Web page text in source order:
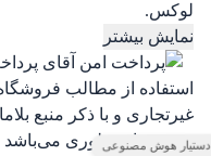
لوکس.
نمایش بیشتر
استفاده از مطالب
غیرتجاری و با ذکر منبع
به روشنایی دلوری می‌باشد